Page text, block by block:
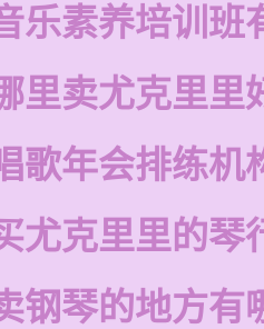
乐素养培训班
里卖尤克里里
歌年会排练机
尤克里里的琴
钢琴的地方有